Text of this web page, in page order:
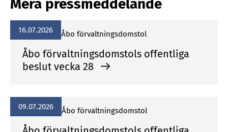
Mera pressmeddelande
16.07.2026 Åbo förvaltningsdomstol
Åbo förvaltningsdomstols offentliga
beslut vecka 28
09.07.2026 Åbo förvaltningsdomstol